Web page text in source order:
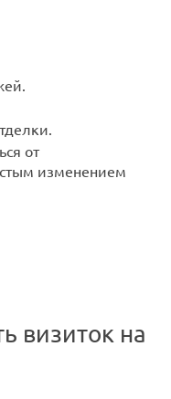
от
изменением
визиток на